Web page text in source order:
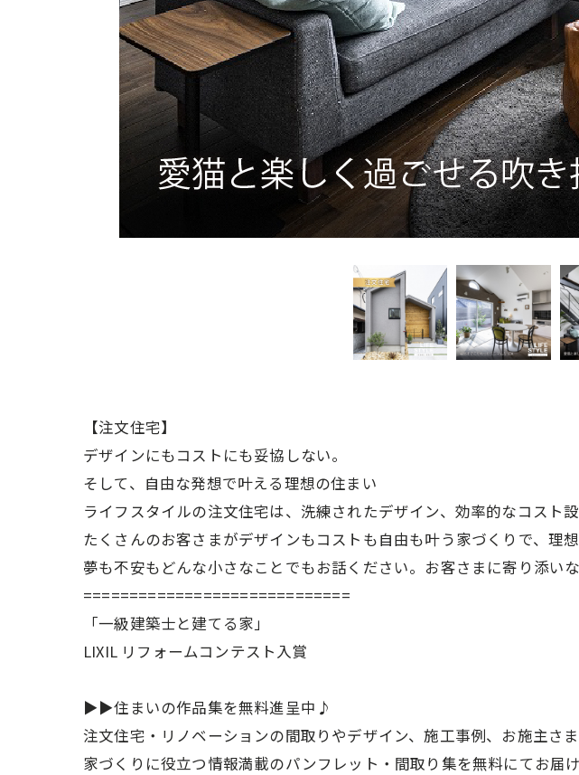
【注文住宅】
デザインにもコストにも妥協しない。
そして、自由な発想で叶える理想の住まい
ライフスタイルの注文住宅は、洗練されたデザイン、効率的なコスト
たくさんのお客さまがデザインもコストも自由も叶う家づくりで、理
夢も不安もどんな小さなことでもお話ください。お客さまに寄り添い
=============================
「一級建築士と建てる家」
LIXIL リフォームコンテスト入賞
▶▶住まいの作品集を無料進呈中♪
注文住宅・リノベーションの間取りやデザイン、施工事例、お施主さま
家づくりに役立つ情報満載のパンフレット・間取り集を無料にてお届